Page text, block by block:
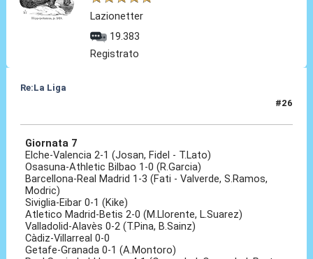
Lazionetter
19.383
Registrato
Re:La Liga
#26
Giornata 7
Elche-Valencia 2-1 (Josan, Fidel - T.Lato)
Osasuna-Athletic Bilbao 1-0 (R.Garcia)
Barcellona-Real Madrid 1-3 (Fati - Valverde, S.Ramos,
Modric)
Siviglia-Eibar 0-1 (Kike)
Atletico Madrid-Betis 2-0 (M.Llorente, L.Suarez)
Valladolid-Alavès 0-2 (T.Pina, B.Sainz)
Càdiz-Villarreal 0-0
Getafe-Granada 0-1 (A.Montoro)